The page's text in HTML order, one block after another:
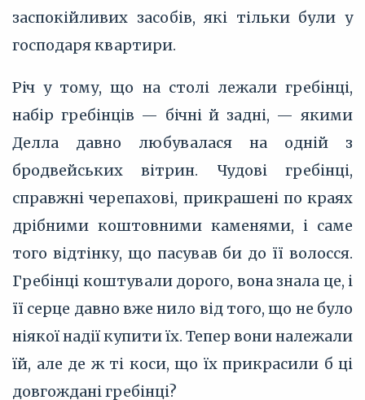
заспокійливих засобів, які тільки були у
господаря квартири.
Річ у тому, що на столі лежали гребінці,
набір гребінців — бічні й задні, — якими
Делла давно любувалася на одній з
бродвейських вітрин. Чудові гребінці,
справжні черепахові, прикрашені по краях
дрібними коштовними каменями, і саме
того відтінку, що пасував би до її волосся.
Гребінці коштували дорого, вона знала це, і
її серце давно вже нило від того, що не було
ніякої надії купити їх. Тепер вони належали
їй, але де ж ті коси, що їх прикрасили б ці
довгождані гребінці?